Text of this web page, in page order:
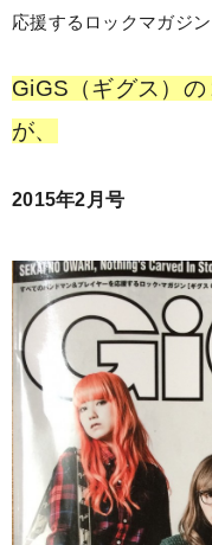
応援するロックマガジン
GiGS（ギグス）
が、
2015年2月号